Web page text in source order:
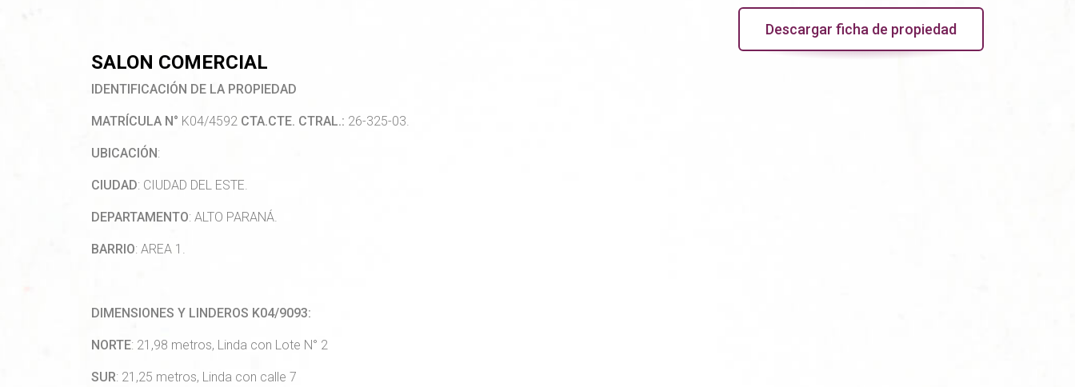
Descargar ficha de propiedad
SALON COMERCIAL
IDENTIFICACIÓN DE LA PROPIEDAD
MATRÍCULA N° K04/4592 CTA.CTE. CTRAL.: 26-325-03.
UBICACIÓN :
CIUDAD: CIUDAD DEL ESTE.
DEPARTAMENTO: ALTO PARANÁ.
BARRIO: AREA 1.
DIMENSIONES Y LINDEROS K04/9093:
NORTE: 21,98 metros, Linda con Lote N° 2
SUR: 21,25 metros, Linda con calle 7